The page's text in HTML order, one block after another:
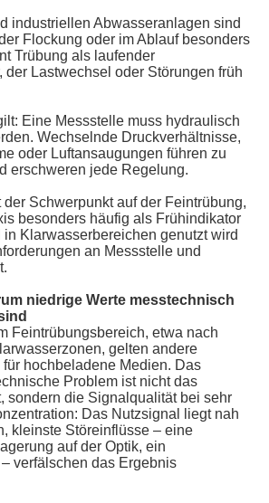
industriellen Abwasseranlagen sind
Flockung oder im Ablauf besonders
Trübung als laufender
der Lastwechsel oder Störungen früh
Eine Messstelle muss hydraulisch
Wechselnde Druckverhältnisse,
oder Luftansaugungen führen zu
erschweren jede Regelung.
der Schwerpunkt auf der Feintrübung,
besonders häufig als Frühindikator
Klarwasserbereichen genutzt wird
an Messstelle und
niedrige Werte messtechnisch
Feintrübungsbereich, etwa nach
gelten andere
hochbeladene Medien. Das
Problem ist nicht das
sondern die Signalqualität bei sehr
Das Nutzsignal liegt nah
kleinste Störeinflüsse – eine
auf der Optik, ein
verfälschen das Ergebnis